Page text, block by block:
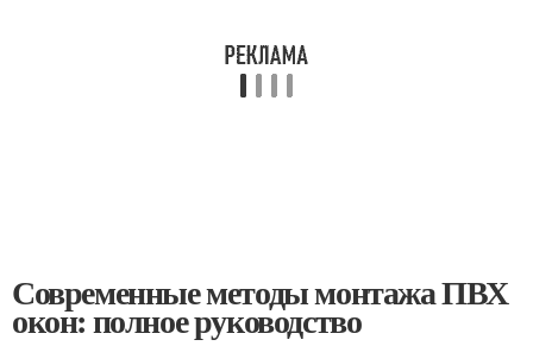
Современные методы монтажа ПВХ
окон: полное руководство